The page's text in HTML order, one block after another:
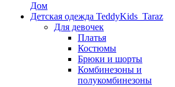
Дом
Детская одежда TeddyKids_Taraz
Для девочек
Платья
Костюмы
Брюки и шорты
Комбинезоны и
полукомбинезоны